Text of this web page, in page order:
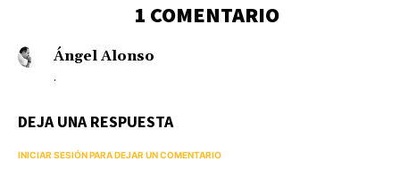
1 COMENTARIO
Ángel Alonso
.
DEJA UNA RESPUESTA
INICIAR SESIÓN PARA DEJAR UN COMENTARIO